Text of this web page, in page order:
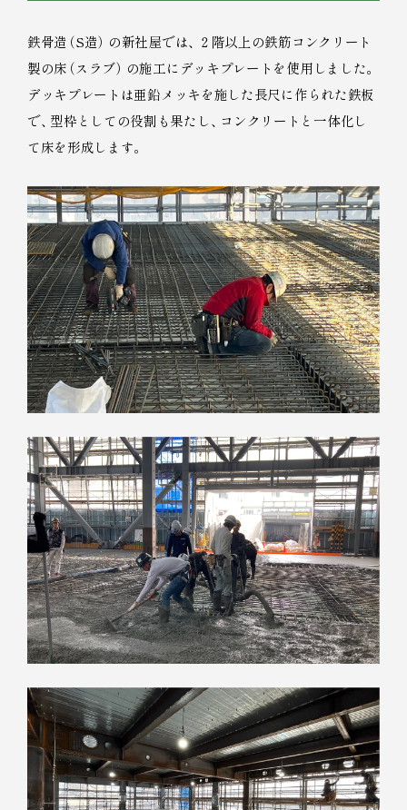
鉄骨造（S造）の新社屋では、 ２階以上の鉄筋コンクリート
製の床（スラブ）の施工にデッキプレートを使用しました。
デッキプレートは亜鉛メッキを施した長尺に作られた鉄板
で、 型枠としての役割も果たし、 コンクリートと一体化し
て床を形成します。